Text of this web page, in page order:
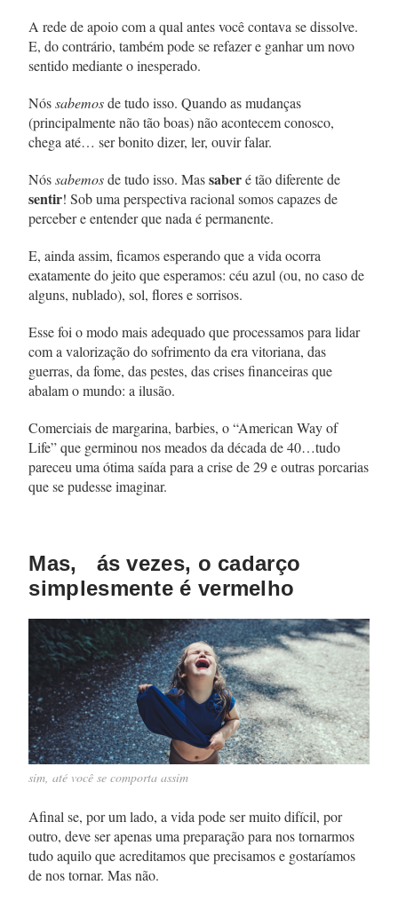
A rede de apoio com a qual antes você contava se dissolve.
E, do contrário, também pode se refazer e ganhar um novo
sentido mediante o inesperado.
Nóssabemosde tudo isso. Quando as mudanças
(principalmente não tão boas) não acontecem conosco,
chega até… ser bonito dizer, ler, ouvir falar.
Nóssabemosde tudo isso. Massaberé tão diferente de
sentir! Sob uma perspectiva racional somos capazes de
perceber e entender que nada é permanente.
E, ainda assim, ficamos esperando que a vida ocorra
exatamente do jeito que esperamos: céu azul (ou, no caso de
alguns, nublado), sol, flores e sorrisos.
Esse foi o modo mais adequado que processamos para lidar
com a valorização do sofrimento da era vitoriana, das
guerras, da fome, das pestes, das crises financeiras que
abalam o mundo: a ilusão.
Comerciais de margarina, barbies, o “American Way of
Life” que germinou nos meados da década de 40…tudo
pareceu uma ótima saída para a crise de 29 e outras porcarias
que se pudesse imaginar.
Mas, ás vezes, o cadarço
simplesmente é vermelho
sim, até você se comporta assim
Afinal se, por um lado, a vida pode ser muito difícil, por
outro, deve ser apenas uma preparação para nos tornarmos
tudo aquilo que acreditamos que precisamos e gostaríamos
de nos tornar. Mas não.